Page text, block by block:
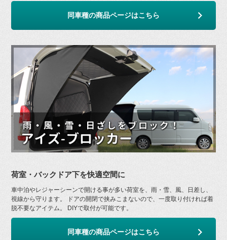
同車種の商品ページはこちら
荷室・バックドア下を快適空間に
車中泊やレジャーシーンで開ける事が多い荷室を、雨・雪、風、日差し、
視線から守ります。 ドアの開閉で挟みこまないので、一度取り付ければ着
脱不要なアイテム。 DIYで取付が可能です。
同車種の商品ページはこちら